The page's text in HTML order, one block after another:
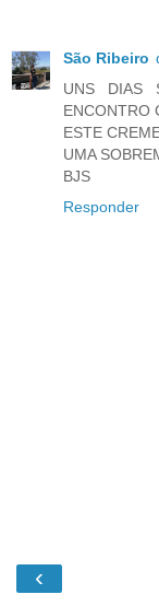
São Ribeiro
UNS DIAS
ENCONTRO
ESTE
UMA
BJS
Responder
‹